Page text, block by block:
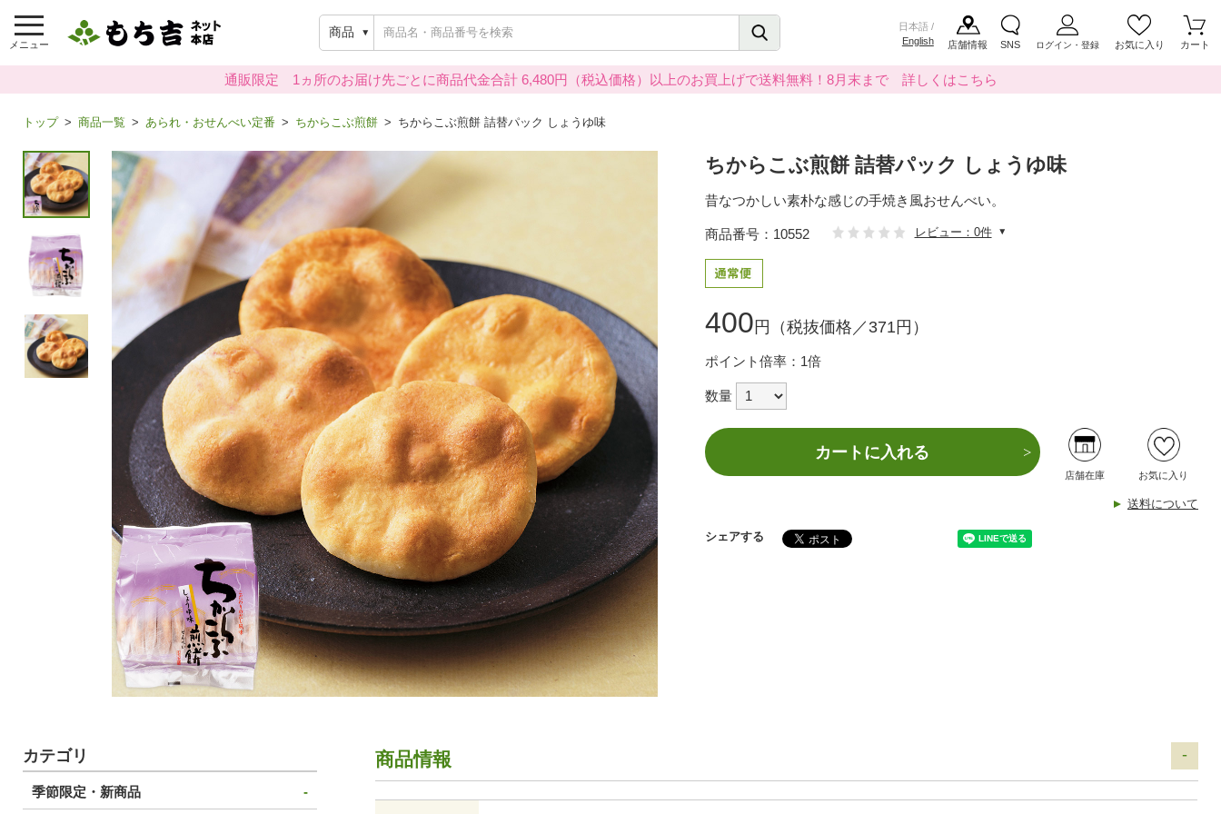
メニュー
商品
日本語 /
English
店舗情報 SNS ログイン・登録 お気に入り カート
通販限定 1ヵ所のお届け先ごとに商品代金合計 6,480円（税込価格）以上のお買上げで送料無料！8月末まで 詳しくはこちら
トップ 商品一覧 あられ・おせんべい定番 ちからこぶ煎餅 ちからこぶ煎餅 詰替パック しょうゆ味
ちからこぶ煎餅 詰替パック しょうゆ味
昔なつかしい素朴な感じの手焼き風おせんべい。
商品番号：10552 レビュー：0件
400 円（税抜価格／371円）
ポイント倍率：1倍
数量
カートに入れる
店舗在庫 お気に入り
送料について
シェアする
カテゴリ
季節限定・新商品
商品情報